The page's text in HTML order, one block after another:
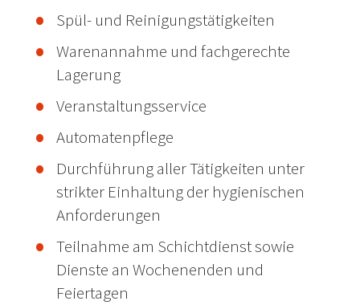
Spül- und Reinigungstätigkeiten
Warenannahme und fachgerechte
Lagerung
Veranstaltungsservice
Automatenpflege
Durchführung aller Tätigkeiten unter
strikter Einhaltung der hygienischen
Anforderungen
Teilnahme am Schichtdienst sowie
Dienste an Wochenenden und
Feiertagen